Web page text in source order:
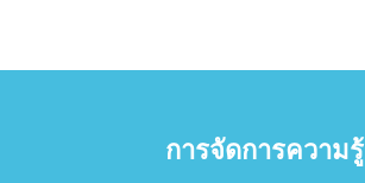
การจัดการความรู้